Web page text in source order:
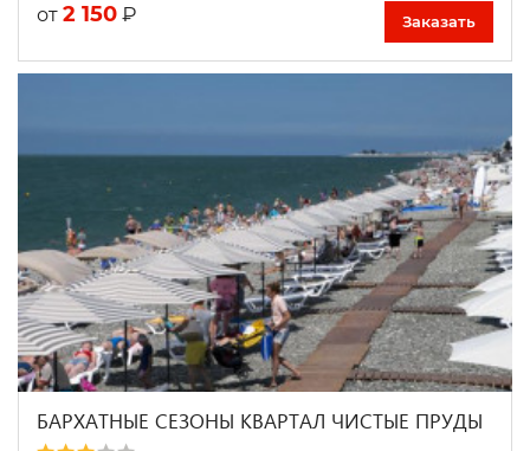
от 2 150 ₽ Заказать
БАРХАТНЫЕ СЕЗОНЫ КВАРТАЛ ЧИСТЫЕ ПРУДЫ